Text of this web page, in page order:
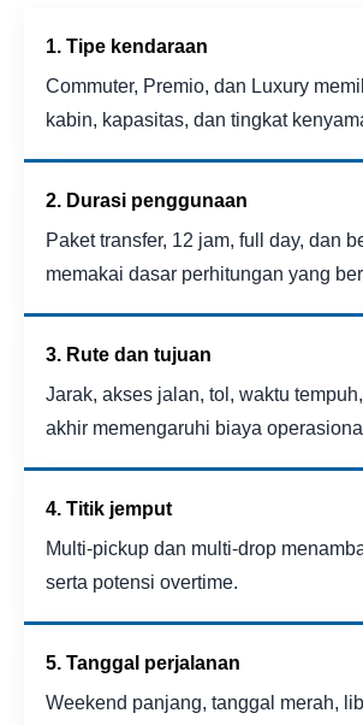
1. Tipe kendaraan
Commuter, Premio, dan Luxury
kabin, kapasitas, dan tingkat
2. Durasi penggunaan
Paket transfer, 12 jam, full day, dan
memakai dasar perhitungan yang
3. Rute dan tujuan
Jarak, akses jalan, tol, waktu
akhir memengaruhi biaya
4. Titik jemput
Multi-pickup dan multi-drop
serta potensi overtime.
5. Tanggal perjalanan
Weekend panjang, tanggal merah,